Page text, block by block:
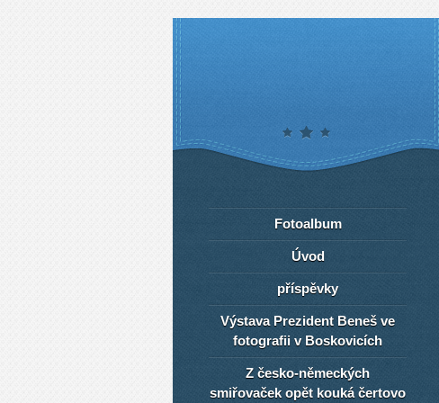
Fotoalbum
Úvod
příspěvky
Výstava Prezident Beneš ve
fotografii v Boskovicích
Z česko-německých
smiřovaček opět kouká čertovo